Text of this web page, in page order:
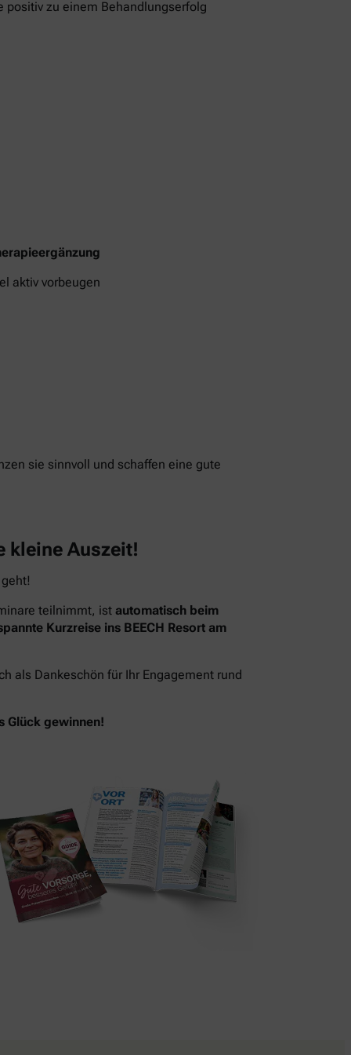
positiv zu einem Behandlungserfolg
aktiv vorbeugen
sie sinnvoll und schaffen eine gute
kleine Auszeit!
teilnimmt, ist automatisch beim
Kurzreise ins BEECH Resort am
als Dankeschön für Ihr Engagement rund
Glück gewinnen!